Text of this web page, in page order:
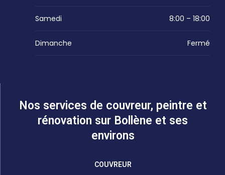
Samedi 8:00 – 18:00
Dimanche Fermé
Nos services de couvreur, peintre et
rénovation sur Bollène et ses
environs
COUVREUR